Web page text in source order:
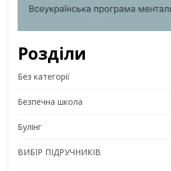
Розділи
Без категорії
Безпечна школа
Булінг
ВИБІР ПІДРУЧНИКІВ